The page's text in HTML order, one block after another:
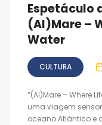
Espetáculo
(Al)Mare –
Water
CULTURA
“(Al)Mare – Where
uma viagem
oceano Atlântico e